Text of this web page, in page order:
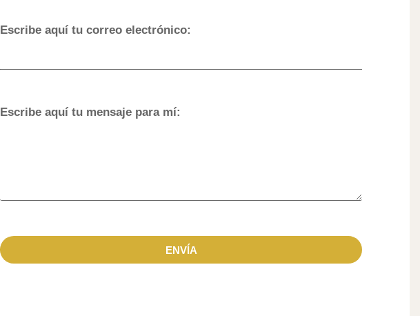
Escribe aquí tu correo electrónico:
Escribe aquí tu mensaje para mí:
ENVÍA